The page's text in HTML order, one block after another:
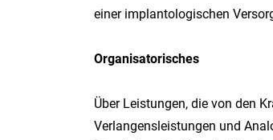
einer implantologischen
Organisatorisches
Über Leistungen, die von den
Verlangensleistungen und